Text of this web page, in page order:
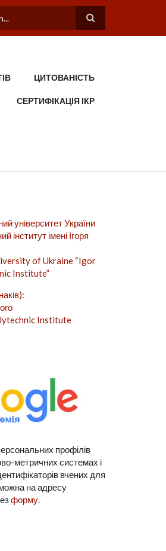
ЦИТОВАНІСТЬ
СЕРТИФІКАЦІЯ ІКР
університет України
інститут імені Ігоря
of Ukraine “Igor
Institute”
Institute
профілів
метричних системах і
вчених для
на адресу
форму.